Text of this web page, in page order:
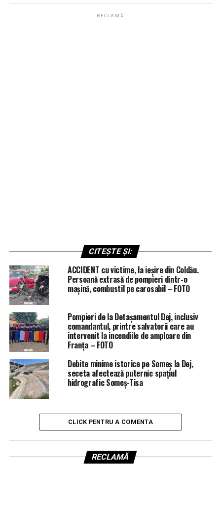
RECLAMĂ
CITEȘTE ȘI:
ACCIDENT cu victime, la ieșire din Coldău.
Persoană extrasă de pompieri dintr-o
mașină, combustil pe carosabil – FOTO
Pompieri de la Detașamentul Dej, inclusiv
comandantul, printre salvatorii care au
intervenit la incendiile de amploare din
Franța – FOTO
Debite minime istorice pe Someș la Dej,
seceta afectează puternic spațiul
hidrografic Someș-Tisa
CLICK PENTRU A COMENTA
RECLAMĂ